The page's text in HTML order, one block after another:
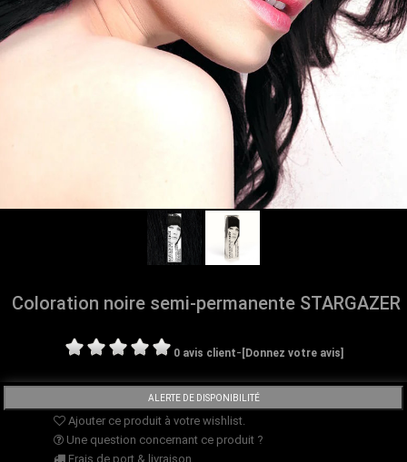
Coloration noire semi-permanente STARGAZER
0 avis client- [Donnez votre avis]
Ajouter ce produit à votre wishlist.
Une question concernant ce produit ?
Frais de port & livraison